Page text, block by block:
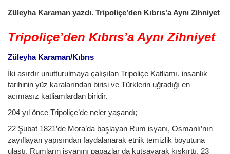
Züleyha Karaman yazdı. Tripoliçe’den Kıbrıs’a Aynı Zihniyet
Tripoliçe’den Kıbrıs’a Aynı Zihniyet
Züleyha Karaman/Kıbrıs
İki asırdır unutturulmaya çalışılan Tripoliçe Katliamı, insanlık
tarihinin yüz karalarından birisi ve Türklerin uğradığı en
acımasız katliamlardan biridir.
204 yıl önce Tripoliçe’de neler yaşandı;
22 Şubat 1821’de Mora’da başlayan Rum isyanı, Osmanlı’nın
zayıflayan yapısından faydalanarak etnik temizlik boyutuna
ulaştı. Rumların isyanını papazlar da kutsayarak kışkırttı. 23